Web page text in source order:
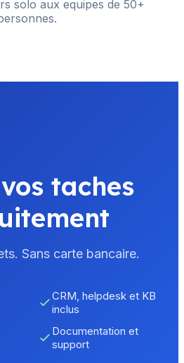
solo aux equipes de 50+
taches
Sans carte bancaire.
CRM, helpdesk et KB
inclus
Documentation et
support